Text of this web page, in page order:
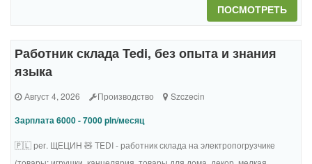
ПОСМОТРЕТЬ
Работник склада Tedi, без опыта и знания
языка
Август 4, 2026 Производство Szczecin
Зарплата 6000 - 7000 pln/месяц
🇵🇱 рег. ЩЕЦИН 🧸 TEDI - работник склада на электропогрузчике